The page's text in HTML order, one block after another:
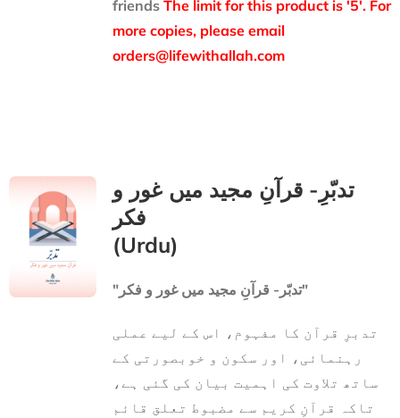
friends The limit for this product is '5'. For
more copies, please email
orders@lifewithallah.com
تدبّرِ- قرآنِ مجید میں غور و
فکر
(Urdu)
"تدبّر- قرآنِ مجید میں غور و فکر"
تدبرِ قرآن کا مفہوم، اس کے لیے عملی
رہنمائی، اور سکون و خوبصورتی کے
ساتھ تلاوت کی اہمیت بیان کی گئی ہے،
تاکہ قرآنِ کریم سے مضبوط تعلق قائم